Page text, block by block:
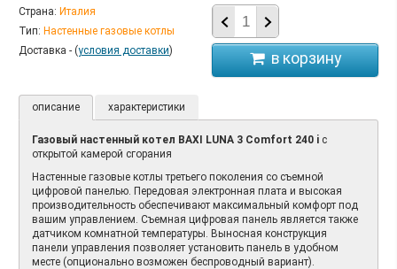
Страна: Италия
Тип: Настенные газовые котлы
Доставка - (условия доставки)
описание характеристики
Газовый настенный котел BAXI LUNA 3 Comfort 240 i с
открытой камерой сгорания
Настенные газовые котлы третьего поколения со съемной
цифровой панелью. Передовая электронная плата и высокая
производительность обеспечивают максимальный комфорт под
вашим управлением. Съемная цифровая панель является также
датчиком комнатной температуры. Выносная конструкция
панели управления позволяет установить панель в удобном
месте (опционально возможен беспроводный вариант).